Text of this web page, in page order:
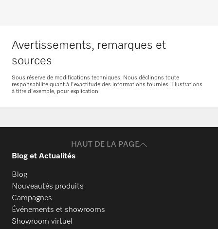
Demande de pièces
Vous avez besoin de pièces détachées pour
vos produits ? N’hésitez pas à nous
Avertissements, remarques et
sources
Sous réserve de modifications techniques. Nous déclinons toute
responsabilité quant à l'exactitude des informations fournies. Illustrations
à titre d'exemple, pour explication.
HAUT DE LA PAGE
Blog et Actualités
Blog
Nouveautés produits
Campagnes
Événements et showrooms
Showroom virtuel